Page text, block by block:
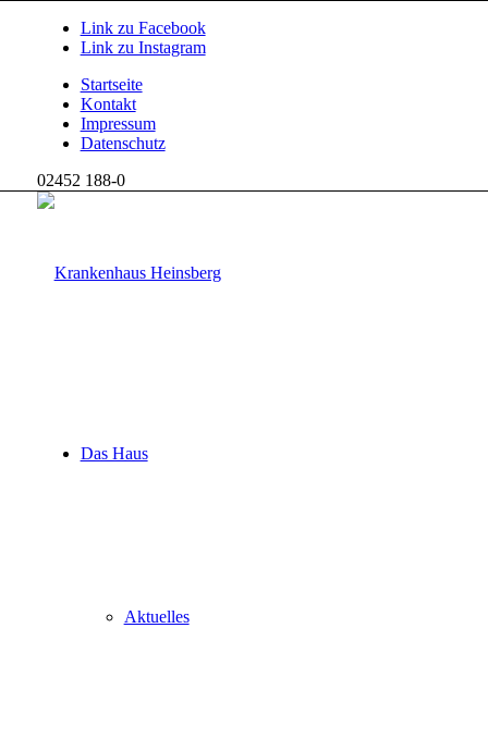
Link zu Facebook
Link zu Instagram
Startseite
Kontakt
Impressum
Datenschutz
02452 188-0
Das Haus
Aktuelles